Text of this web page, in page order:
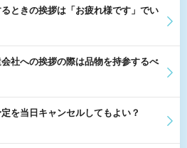
ときの挨拶は「お疲れ様です」でい
社への挨拶の際は品物を持参するべ
を当日キャンセルしてもよい？